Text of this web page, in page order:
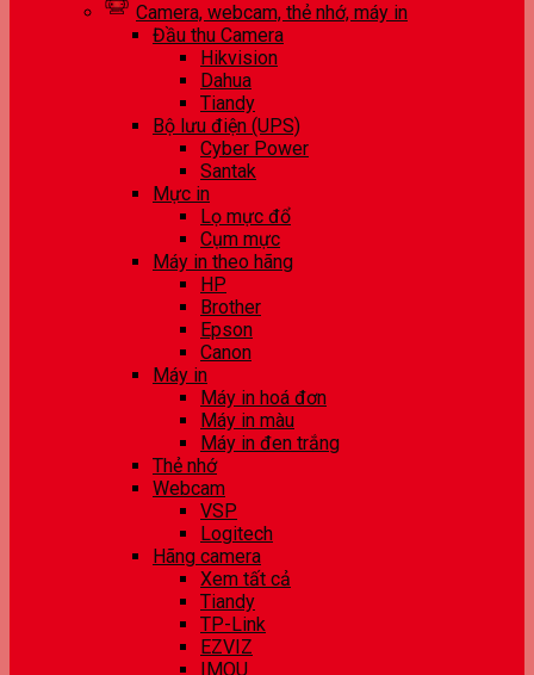
Camera, webcam, thẻ nhớ, máy in
Đầu thu Camera
Hikvision
Dahua
Tiandy
Bộ lưu điện (UPS)
Cyber Power
Santak
Mực in
Lọ mực đổ
Cụm mực
Máy in theo hãng
HP
Brother
Epson
Canon
Máy in
Máy in hoá đơn
Máy in màu
Máy in đen trắng
Thẻ nhớ
Webcam
VSP
Logitech
Hãng camera
Xem tất cả
Tiandy
TP-Link
EZVIZ
IMOU